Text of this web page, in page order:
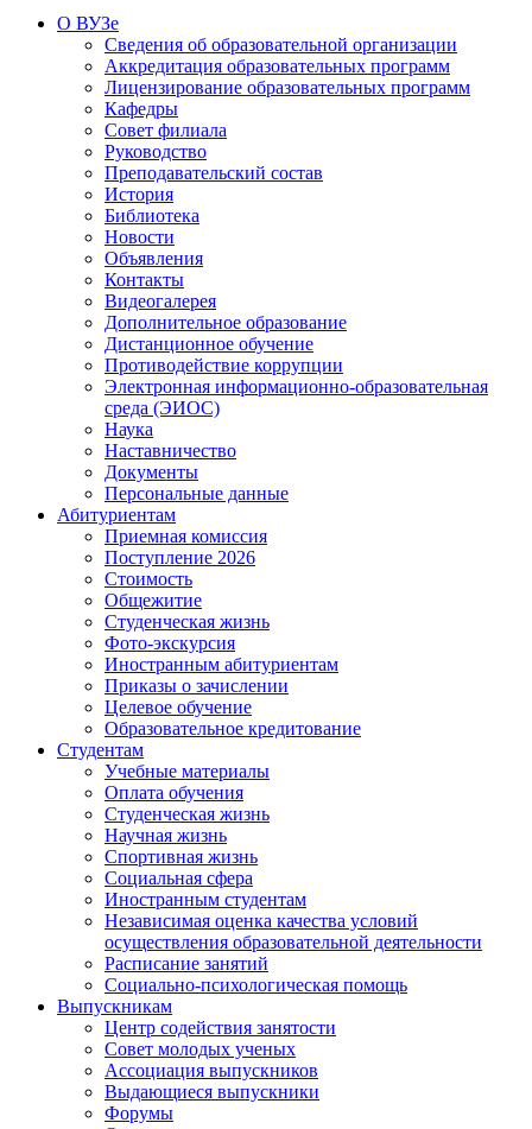
О ВУЗе
Сведения об образовательной организации
Аккредитация образовательных программ
Лицензирование образовательных программ
Кафедры
Совет филиала
Руководство
Преподавательский состав
История
Библиотека
Новости
Объявления
Контакты
Видеогалерея
Дополнительное образование
Дистанционное обучение
Противодействие коррупции
Электронная информационно-образовательная
среда (ЭИОС)
Наука
Наставничество
Документы
Персональные данные
Абитуриентам
Приемная комиссия
Поступление 2026
Стоимость
Общежитие
Студенческая жизнь
Фото-экскурсия
Иностранным абитуриентам
Приказы о зачислении
Целевое обучение
Образовательное кредитование
Студентам
Учебные материалы
Оплата обучения
Студенческая жизнь
Научная жизнь
Спортивная жизнь
Социальная сфера
Иностранным студентам
Независимая оценка качества условий
осуществления образовательной деятельности
Расписание занятий
Социально-психологическая помощь
Выпускникам
Центр содействия занятости
Совет молодых ученых
Ассоциация выпускников
Выдающиеся выпускники
Форумы